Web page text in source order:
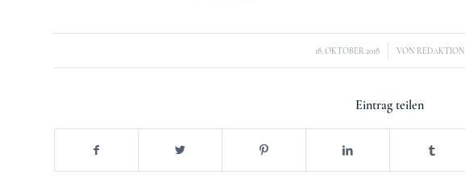
18. OKTOBER 2018
/ VON REDAKTION
Eintrag teilen